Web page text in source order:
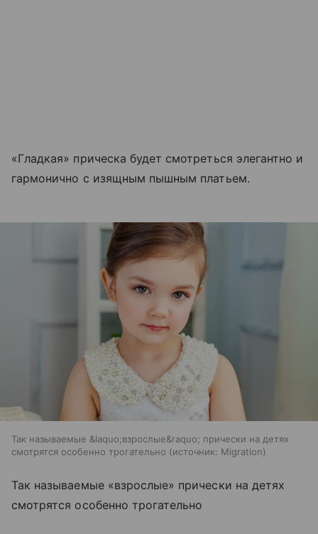
«Гладкая» прическа будет смотреться элегантно и
гармонично с изящным пышным платьем.
Так называемые &laquo;взрослые&raquo; прически на детях
смотрятся особенно трогательно
источник: Migration
Так называемые «взрослые» прически на детях
смотрятся особенно трогательно